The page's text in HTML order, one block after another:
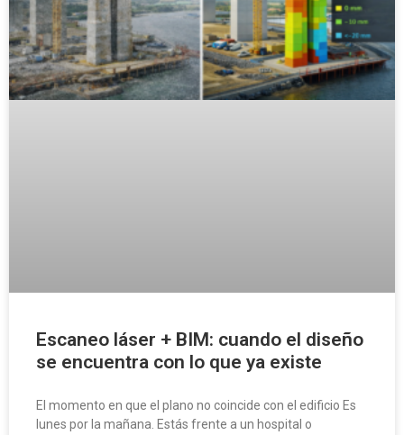
Escaneo láser + BIM: cuando el diseño
se encuentra con lo que ya existe
El momento en que el plano no coincide con el edificio Es
lunes por la mañana. Estás frente a un hospital o